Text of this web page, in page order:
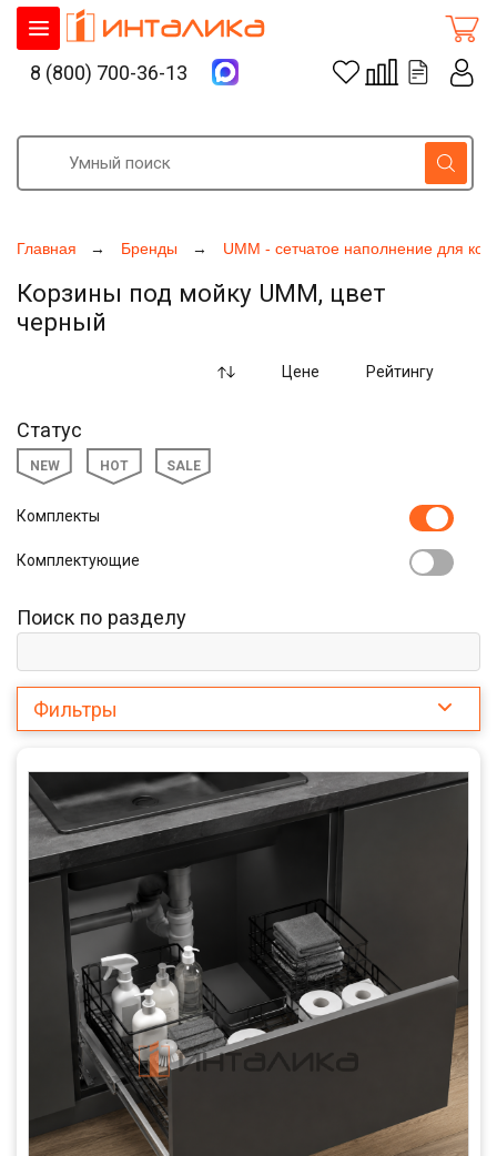
Главная Бренды UMM - сетчатое наполнение для
Корзины под мойку UMM, цвет
черный
Цене Рейтингу
Статус
NEW HOT SALE
Комплекты
Комплектующие
Поиск по разделу
Фильтры
8 (800) 700-36-13